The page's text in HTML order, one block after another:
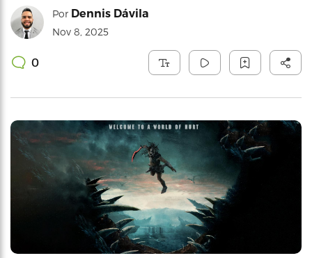
Por Dennis Dávila
Nov 8, 2025
0